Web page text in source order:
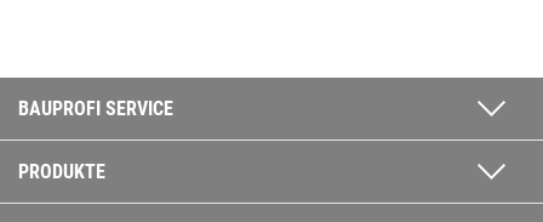
BAUPROFI SERVICE
PRODUKTE